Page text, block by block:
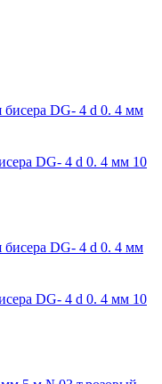
DG- 4 d 0. 4 мм 10
DG- 4 d 0. 4 мм 10